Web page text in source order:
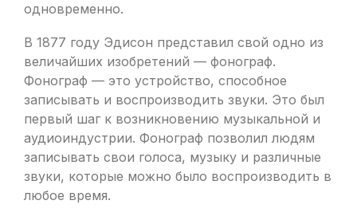
одновременно.
В 1877 году Эдисон представил свой одно из
величайших изобретений — фонограф.
Фонограф — это устройство, способное
записывать и воспроизводить звуки. Это был
первый шаг к возникновению музыкальной и
аудиоиндустрии. Фонограф позволил людям
записывать свои голоса, музыку и различные
звуки, которые можно было воспроизводить в
любое время.